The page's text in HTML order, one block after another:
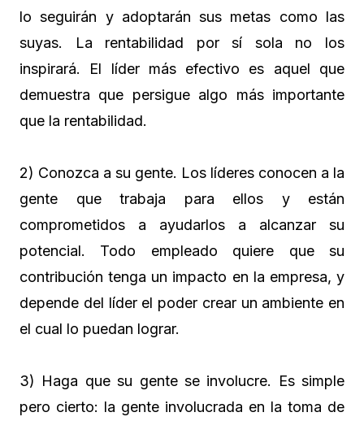
lo seguirán y adoptarán sus metas como las
suyas. La rentabilidad por sí sola no los
inspirará. El líder más efectivo es aquel que
demuestra que persigue algo más importante
que la rentabilidad.
2) Conozca a su gente. Los líderes conocen a la
gente que trabaja para ellos y están
comprometidos a ayudarlos a alcanzar su
potencial. Todo empleado quiere que su
contribución tenga un impacto en la empresa, y
depende del líder el poder crear un ambiente en
el cual lo puedan lograr.
3) Haga que su gente se involucre. Es simple
pero cierto: la gente involucrada en la toma de